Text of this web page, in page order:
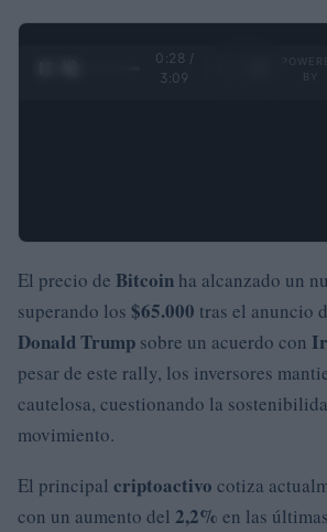
0:29 /
3:09
El precio de Bitcoin ha alcanzado un
superando los $65.000 tras el anuncio
Donald Trump sobre un acuerdo con
pesar de este rally, los inversores
cautelosa, cuestionando la
movimiento.
El principal criptoactivo cotiza
con un aumento del 2,2% en las